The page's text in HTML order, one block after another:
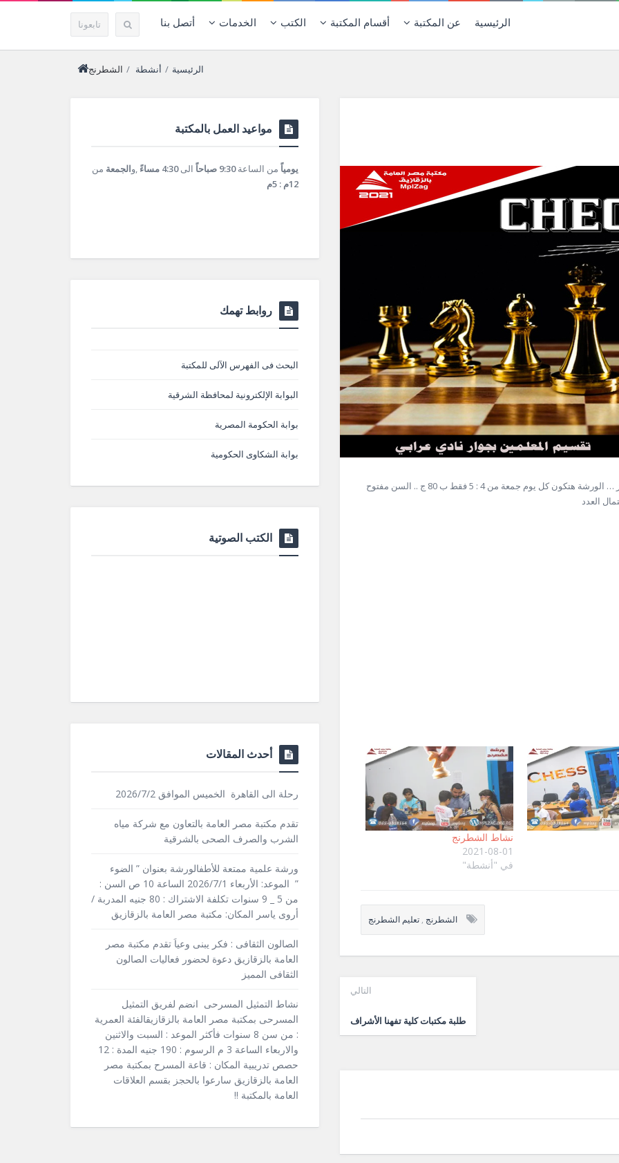
تابعونا الرئيسية عن المكتبة أقسام المكتبة الكتب الخدمات أتصل بنا
الرئيسية / أنشطة / الشطرنج
بداية الحجز في دورة الشطرنج مع المدرب / محمد عبد العزيز … الورشة هتكون كل يوم جمعة من 4 : 5 فقط ب 80 ج .. السن مفتوح
العدد
نشاط الشطرنج
2021-08-01
في "أنشطة"
الشطرنج , تعليم الشطرنج
التالي
طلبة مكتبات كلية تفهنا الأشراف
مواعيد العمل بالمكتبة
يومياً من الساعة9:30 صباحاً الى4:30 مساءً ,والجمعة من
12م : 5م
روابط تهمك
البحث فى الفهرس الآلى للمكتبة
البوابة الإلكترونية لمحافظة الشرقية
بوابة الحكومة المصرية
بوابة الشكاوى الحكومية
الكتب الصوتية
أحدث المقالات
رحلة الى القاهرة الخميس الموافق 2026/7/2
تقدم مكتبة مصر العامة بالتعاون مع شركة مياه
الشرب والصرف الصحى بالشرقية
ورشة علمية ممتعة للأطفالورشة بعنوان ” الضوء
” الموعد: الأربعاء 2026/7/1 الساعة 10 ص السن :
من 5 _ 9 سنوات تكلفة الاشتراك : 80 جنيه المدربة /
أروى ياسر المكان: مكتبة مصر العامة بالزقازيق
الصالون الثقافى : فكر يبنى وعياَ تقدم مكتبة مصر
العامة بالزقازيق دعوة لحضور فعاليات الصالون
الثقافى المميز
نشاط التمثيل المسرحى انضم لفريق التمثيل
المسرحى بمكتبة مصر العامة بالزقازيقالفئة العمرية
: من سن 8 سنوات فأكثر الموعد : السبت والاثنين
والاربعاء الساعة 3 م الرسوم : 190 جنيه المدة : 12
حصص تدريبية المكان : قاعة المسرح بمكتبة مصر
العامة بالزقازيق سارعوا بالحجز بقسم العلاقات
العامة بالمكتبة !!